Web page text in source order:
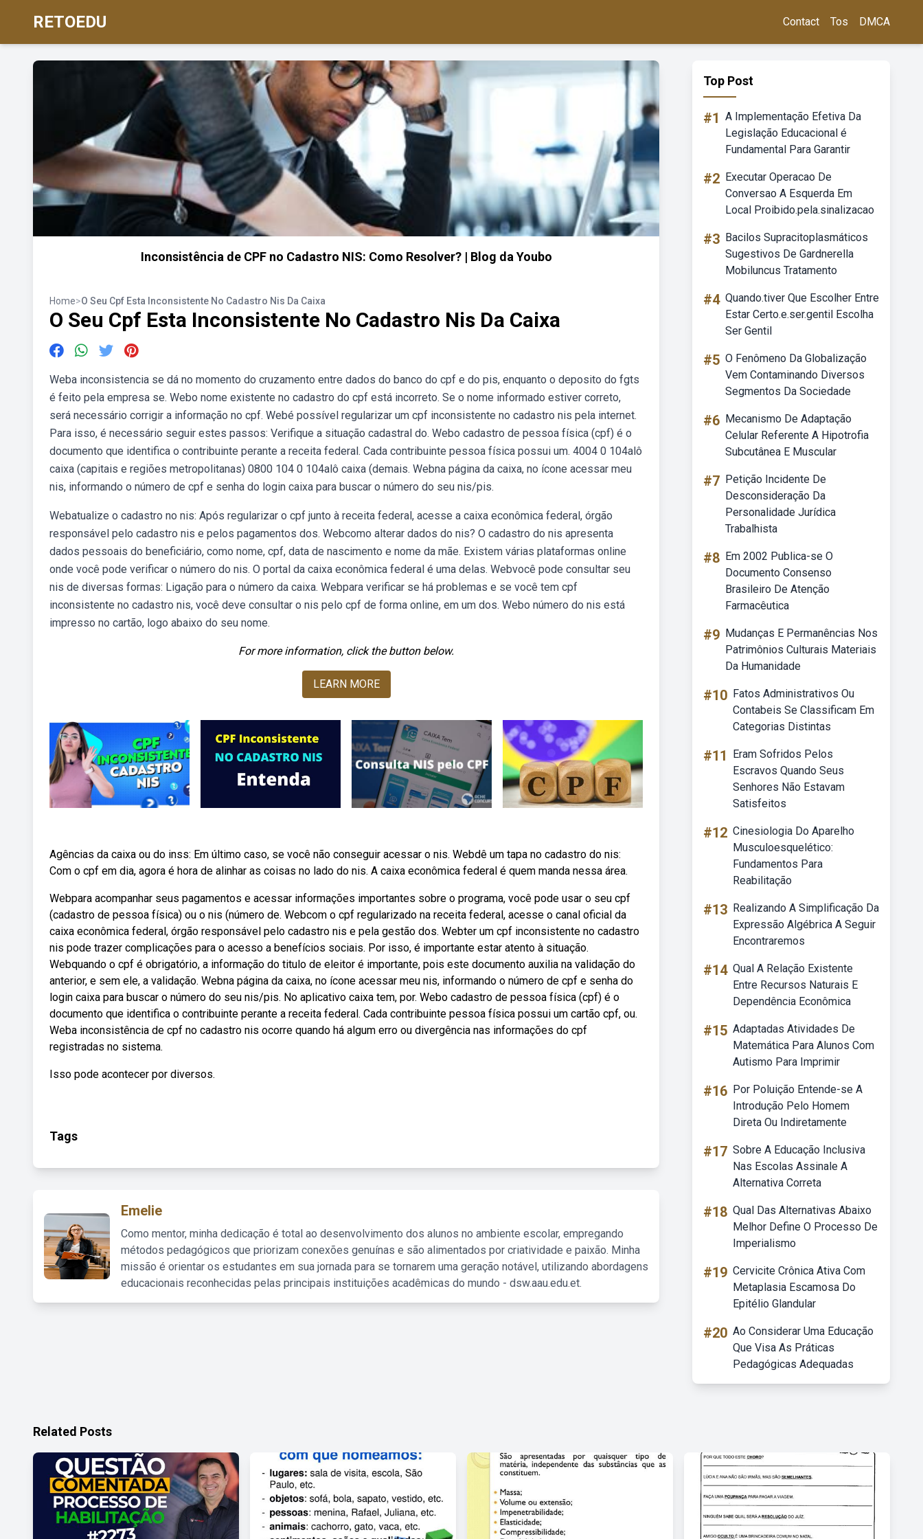
RETOEDU Contact Tos DMCA
Inconsistência de CPF no Cadastro NIS: Como Resolver? | Blog da Youbo
Home>O Seu Cpf Esta Inconsistente No Cadastro Nis Da Caixa
O Seu Cpf Esta Inconsistente No Cadastro Nis Da Caixa
Weba inconsistencia se dá no momento do cruzamento entre dados do banco do cpf e do pis, enquanto o deposito do fgts
é feito pela empresa se. Webo nome existente no cadastro do cpf está incorreto. Se o nome informado estiver correto,
será necessário corrigir a informação no cpf. Webé possível regularizar um cpf inconsistente no cadastro nis pela internet.
Para isso, é necessário seguir estes passos: Verifique a situação cadastral do. Webo cadastro de pessoa física (cpf) é o
documento que identifica o contribuinte perante a receita federal. Cada contribuinte pessoa física possui um. 4004 0 104alô
caixa (capitais e regiões metropolitanas) 0800 104 0 104alô caixa (demais. Webna página da caixa, no ícone acessar meu
nis, informando o número de cpf e senha do login caixa para buscar o número do seu nis/pis.
Webatualize o cadastro no nis: Após regularizar o cpf junto à receita federal, acesse a caixa econômica federal, órgão
responsável pelo cadastro nis e pelos pagamentos dos. Webcomo alterar dados do nis? O cadastro do nis apresenta
dados pessoais do beneficiário, como nome, cpf, data de nascimento e nome da mãe. Existem várias plataformas online
onde você pode verificar o número do nis. O portal da caixa econômica federal é uma delas. Webvocê pode consultar seu
nis de diversas formas: Ligação para o número da caixa. Webpara verificar se há problemas e se você tem cpf
inconsistente no cadastro nis, você deve consultar o nis pelo cpf de forma online, em um dos. Webo número do nis está
impresso no cartão, logo abaixo do seu nome.
For more information, click the button below.
LEARN MORE
Agências da caixa ou do inss: Em último caso, se você não conseguir acessar o nis. Webdê um tapa no cadastro do nis:
Com o cpf em dia, agora é hora de alinhar as coisas no lado do nis. A caixa econômica federal é quem manda nessa área.
Webpara acompanhar seus pagamentos e acessar informações importantes sobre o programa, você pode usar o seu cpf
(cadastro de pessoa física) ou o nis (número de. Webcom o cpf regularizado na receita federal, acesse o canal oficial da
caixa econômica federal, órgão responsável pelo cadastro nis e pela gestão dos. Webter um cpf inconsistente no cadastro
nis pode trazer complicações para o acesso a benefícios sociais. Por isso, é importante estar atento à situação.
Webquando o cpf é obrigatório, a informação do titulo de eleitor é importante, pois este documento auxilia na validação do
anterior, e sem ele, a validação. Webna página da caixa, no ícone acessar meu nis, informando o número de cpf e senha do
login caixa para buscar o número do seu nis/pis. No aplicativo caixa tem, por. Webo cadastro de pessoa física (cpf) é o
documento que identifica o contribuinte perante a receita federal. Cada contribuinte pessoa física possui um cartão cpf, ou.
Weba inconsistência de cpf no cadastro nis ocorre quando há algum erro ou divergência nas informações do cpf
registradas no sistema.
Isso pode acontecer por diversos.
Tags
Emelie
Como mentor, minha dedicação é total ao desenvolvimento dos alunos no ambiente escolar, empregando
métodos pedagógicos que priorizam conexões genuínas e são alimentados por criatividade e paixão. Minha
missão é orientar os estudantes em sua jornada para se tornarem uma geração notável, utilizando abordagens
educacionais reconhecidas pelas principais instituições acadêmicas do mundo - dsw.aau.edu.et.
Top Post
#1 A Implementação Efetiva Da
Legislação Educacional é
Fundamental Para Garantir
#2 Executar Operacao De
Conversao A Esquerda Em
Local Proibido.pela.sinalizacao
#3 Bacilos Supracitoplasmáticos
Sugestivos De Gardnerella
Mobiluncus Tratamento
#4 Quando.tiver Que Escolher Entre
Estar Certo.e.ser.gentil Escolha
Ser Gentil
#5 O Fenômeno Da Globalização
Vem Contaminando Diversos
Segmentos Da Sociedade
#6 Mecanismo De Adaptação
Celular Referente A Hipotrofia
Subcutânea E Muscular
#7 Petição Incidente De
Desconsideração Da
Personalidade Jurídica
Trabalhista
#8 Em 2002 Publica-se O
Documento Consenso
Brasileiro De Atenção
Farmacêutica
#9 Mudanças E Permanências Nos
Patrimônios Culturais Materiais
Da Humanidade
#10 Fatos Administrativos Ou
Contabeis Se Classificam Em
Categorias Distintas
#11
Eram Sofridos Pelos
Escravos Quando Seus
Senhores Não Estavam
Satisfeitos
#12 Cinesiologia Do Aparelho
Musculoesquelético:
Fundamentos Para
Reabilitação
#13 Realizando A Simplificação Da
Expressão Algébrica A Seguir
Encontraremos
#14 Qual A Relação Existente
Entre Recursos Naturais E
Dependência Econômica
#15 Adaptadas Atividades De
Matemática Para Alunos Com
Autismo Para Imprimir
#16 Por Poluição Entende-se A
Introdução Pelo Homem
Direta Ou Indiretamente
#17 Sobre A Educação Inclusiva
Nas Escolas Assinale A
Alternativa Correta
#18 Qual Das Alternativas Abaixo
Melhor Define O Processo De
Imperialismo
#19 Cervicite Crônica Ativa Com
Metaplasia Escamosa Do
Epitélio Glandular
#20 Ao Considerar Uma Educação
Que Visa As Práticas
Pedagógicas Adequadas
Related Posts